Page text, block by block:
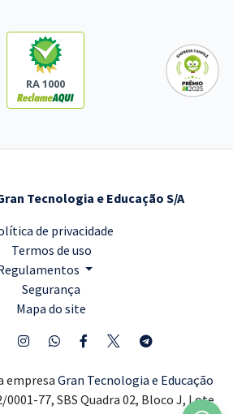
Comprar
R$ 37,98 (-20%)
Comprar
- FMS - Conhecimentos Específicos para o
R$ 151,92à vista
R$ 37,98 (-20%)
RA 1000
Tecnologia e Educação S/A
de privacidade
Termos de uso
Segurança
Mapa do site
empresa Gran Tecnologia e Educação
0001-77, SBS Quadra 02, Bloco J, Lote